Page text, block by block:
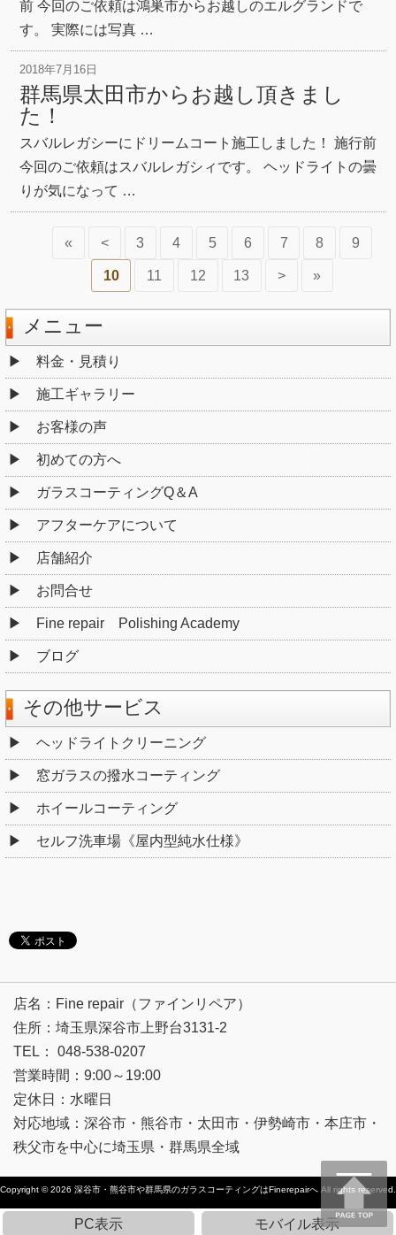
前 今回のご依頼は鴻巣市からお越しのエルグランドで
す。 実際には写真 …
2018年7月16日
群馬県太田市からお越し頂きまし
た！
スバルレガシーにドリームコート施工しました！ 施行前
今回のご依頼はスバルレガシィです。 ヘッドライトの曇
りが気になって …
« < 3 4 5 6 7 8 9
10 11 12 13 > »
メニュー
料金・見積り
施工ギャラリー
お客様の声
初めての方へ
ガラスコーティングQ＆A
アフターケアについて
店舗紹介
お問合せ
Fine repair Polishing Academy
ブログ
その他サービス
ヘッドライトクリーニング
窓ガラスの撥水コーティング
ホイールコーティング
セルフ洗車場《屋内型純水仕様》
店名：Fine repair（ファインリペア）
住所：埼玉県深谷市上野台3131-2
TEL： 048-538-0207
営業時間：9:00～19:00
定休日：水曜日
対応地域：深谷市・熊谷市・太田市・伊勢崎市・本庄市・
秩父市を中心に埼玉県・群馬県全域
Copyright © 2026 深谷市・熊谷市や群馬県のガラスコーティングはFinerepairへ All rights reserved.
PC表示 モバイル表示